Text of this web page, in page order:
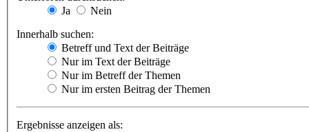
Ja
Nein
Innerhalb suchen:
Betreff und Text der Beiträge
Nur im Text der Beiträge
Nur im Betreff der Themen
Nur im ersten Beitrag der Themen
Ergebnisse anzeigen als: